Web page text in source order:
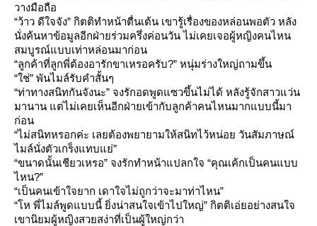
วางมือถือ
“ว้าว ดีใจจัง” กิตติทำหน้าตื่นเต้น เขารู้เรื่องของหล่อนพอตัว หลัง
นั่งค้นหาข้อมูลอีกฝ่ายร่วมครึ่งค่อนวัน ไม่เคยเจอผู้หญิงคนไหน
สมบูรณ์แบบเท่าหล่อนมาก่อน
“ลูกค้าที่ลูกพี่ต้องอารักขาเหรอครับ?” หนุ่มร่างใหญ่ถามขึ้น
“ใช่” พันไมล์รับคำสั้นๆ
“ท่าทางสนิทกันจังนะ” จงรักอดพูดแซวขึ้นไม่ได้ หลังรู้จักสาวแว่น
มานาน แต่ไม่เคยเห็นอีกฝ่ายเข้ากับลูกค้าคนไหนมากแบบนี้มา
ก่อน
“ไม่สนิทหรอกค่ะ เลยต้องพยายามให้สนิทไว้หน่อย วันสัมภาษณ์
ไมล์นั่งตัวเกร็งแทบแย่”
“ขนาดนั้นเชียวเหรอ” จงรักทำหน้าแปลกใจ “คุณเค้กเป็นคนแบบ
ไหน?”
“เป็นคนเข้าใจยาก เดาใจไม่ถูกว่าจะมาท่าไหน”
“โห พี่ไมล์พูดแบบนี้ ยิ่งน่าสนใจเข้าไปใหญ่” กิตติเอ่ยอย่างสนใจ
เขานิยมผู้หญิงสวยสง่าที่เป็นผู้ใหญ่กว่า